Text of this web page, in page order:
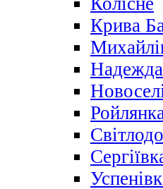
Крива
Надежда